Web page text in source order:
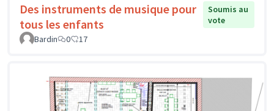
Des instruments de musique pour
tous les enfants
Soumis au
vote
Bardin
0 17